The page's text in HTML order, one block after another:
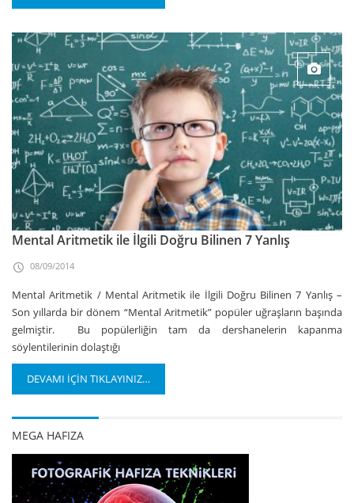
Mental Aritmetik ile İlgili Doğru Bilinen 7 Yanlış
08/09/2014
Mental Aritmetik / Mental Aritmetik ile İlgili Doğru Bilinen 7 Yanlış –
Son yıllarda bir dönem “Mental Aritmetik” popüler uğraşların başında
gelmiştir. Bu popülerliğin tam da dershanelerin kapanma
söylentilerinin dolaştığı
DEVAMI İÇİN TIKLAYINIZ…
MEGA HAFIZA